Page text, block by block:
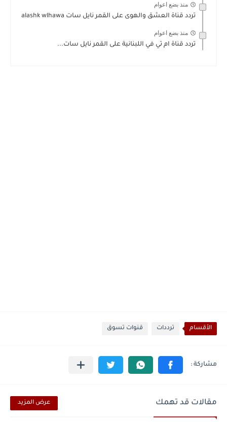
منذ بضع اعوام
تردد قناة العشق والهوى على القمر نايل سات alashk wlhawa
منذ بضع اعوام
تردد قناة ام تي في اللبنانية على القمر نايل سات...
الأقسام ترددات قنوات تسوق
مقالات قد تهمك عرض المزيد